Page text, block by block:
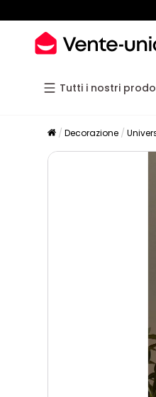
Tutti i nostri
Decorazione